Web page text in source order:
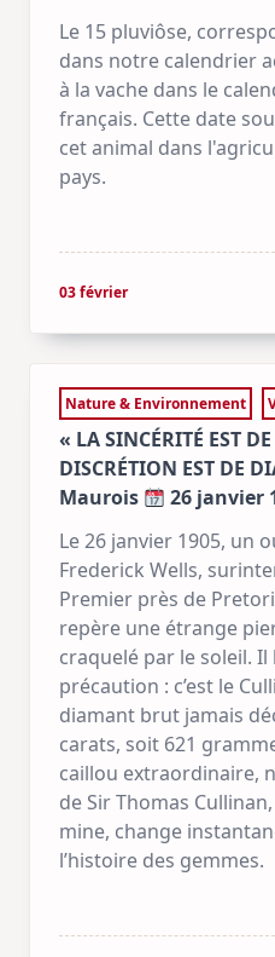
Le 15 pluviôse,
dans notre calendrier
à la vache dans le
français. Cette date
cet animal dans
pays.
03 février
Nature & Environnement
« LA SINCÉRITÉ EST
DISCRÉTION EST DE
Maurois
26 janvier
Le 26 janvier 1905, un
Frederick Wells,
Premier près de
repère une étrange
craquelé par le soleil. Il
précaution : c’est le
diamant brut jamais
carats, soit 621
caillou extraordinaire,
de Sir Thomas
mine, change
l’histoire des gemmes.